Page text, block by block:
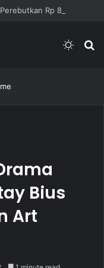
Switch
Bius
Art